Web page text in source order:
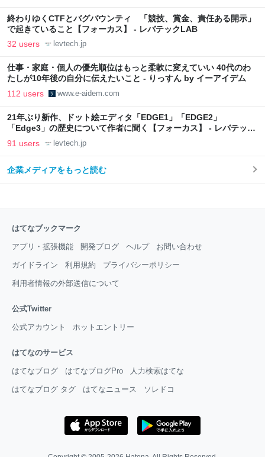
終わりゆくCTFとバグバウンティ 「競技、賞金、責任ある開示」
で起きていること【フォーカス】 - レバテックLAB
32 users levtech.jp
仕事・家庭・個人の優先順位はもっと柔軟に変えていい 40代のわ
たしが10年後の自分に伝えたいこと - りっすん by イーアイデム
112 users www.e-aidem.com
21年ぶり新作、ドット絵エディタ「EDGE1」「EDGE2」
「Edge3」の歴史について作者に聞く【フォーカス】 - レバテック
LAB
91 users levtech.jp
企業メディアをもっと読む
はてなブックマーク
アプリ・拡張機能 開発ブログ ヘルプ お問い合わせ
ガイドライン 利用規約 プライバシーポリシー
利用者情報の外部送信について
公式Twitter
公式アカウント ホットエントリー
はてなのサービス
はてなブログ はてなブログPro 人力検索はてな
はてなブログ タグ はてなニュース ソレドコ